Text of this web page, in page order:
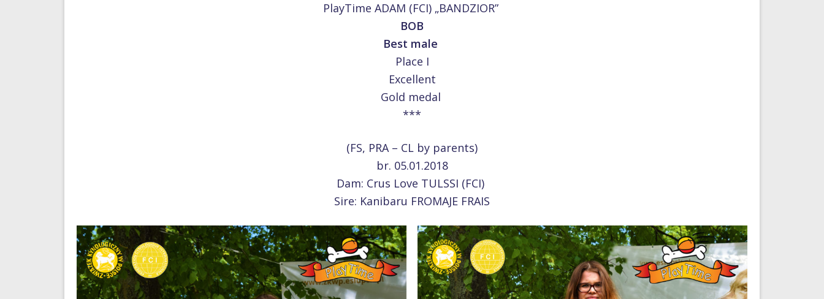
PlayTime ADAM (FCI) „BANDZIOR”
BOB
Best male
Place I
Excellent
Gold medal
***
(FS, PRA – CL by parents)
br. 05.01.2018
Dam: Crus Love TULSSI (FCI)
Sire: Kanibaru FROMAJE FRAIS